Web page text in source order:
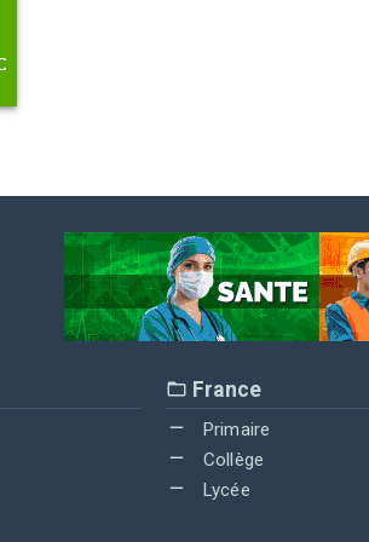
France
Primaire
Collège
Lycée